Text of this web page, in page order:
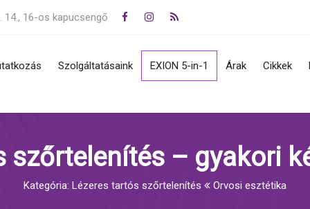
14., 16-os kapucsengő
Szolgáltatásaink
melanoma, basalioma
(szemölcsök,
Zsírkorrekció, cryo lipolizis,
Rádiófrekvencia, IPL
Frakcionált lézeres
EXION 5-in-1 Árak Cikkek
szőrtelenítés – gyakori
Kategória: Lézeres tartós szőrtelenítés Orvosi esztétika